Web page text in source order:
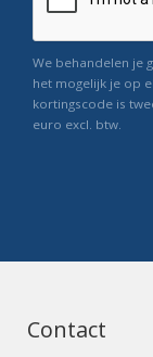
We behandelen je
het mogelijk je op
kortingscode is
euro excl. btw.
Contact